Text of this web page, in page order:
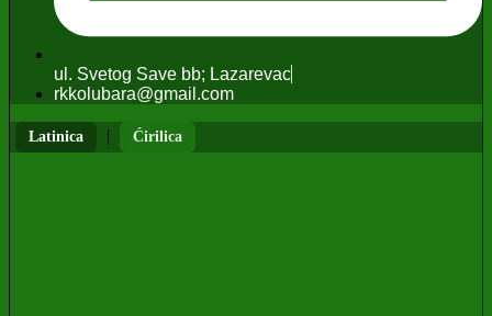
ul. Svetog Save bb; Lazarevac
rkkolubara@gmail.com
Latinica | Ćirilica